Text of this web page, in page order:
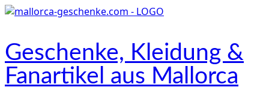
Zum
Geschenke, Kleidung &
Fanartikel aus Mallorca